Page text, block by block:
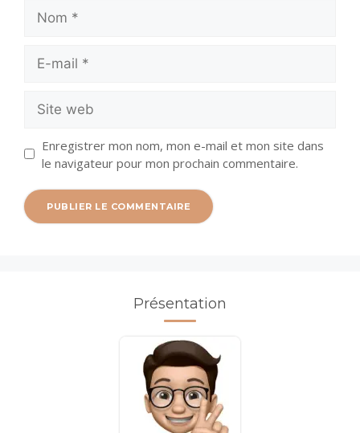
mail
web
Enregistrer mon nom, mon e-mail et mon site dans
le navigateur pour mon prochain commentaire.
Présentation